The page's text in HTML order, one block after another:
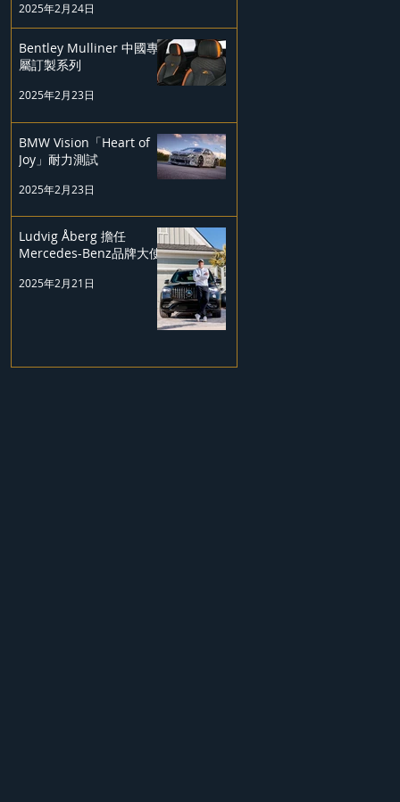
2025年2月24日
Bentley Mulliner 中國專
屬訂製系列
2025年2月23日
BMW Vision「Heart of
Joy」耐力測試
2025年2月23日
Ludvig Åberg 擔任
Mercedes-Benz品牌大使
2025年2月21日